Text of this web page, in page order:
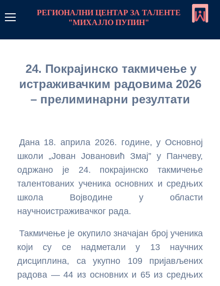
РЕГИОНАЛНИ ЦЕНТАР ЗА ТАЛЕНТЕ
"МИХАЈЛО ПУПИН"
Линкови
Програм рада
Стратегије рада са даровитим ученицима
Стална школа-увод
Стална школа у 2023 години
Летње школе и колоније
Стручне и радне екскурзије
Центар
Монографија центра
О нама чланак
Пупин
Додатне активности центра
Такмичења програми
Регионалнa такмичења
Такмичења у текућој години
Државна такмичења
Предмети
Програмирање
Креативно програмирање
Ликовна уметност
Пројекти
Еразмус+ пројекат
24. Покрајинско такмичење у
истраживачким радовима 2026
– прелиминарни резултати
Дана 18. априла 2026. године, у Основној
школи „Јован Јовановић Змај” у Панчеву,
одржано је 24. покрајинско такмичење
талентованих ученика основних и средњих
школа Војводине у области
научноистраживачког рада.
Такмичење је окупило значајан број ученика
који су се надметали у 13 научних
дисциплина, са укупно 109 пријављених
радова — 44 из основних и 65 из средњих